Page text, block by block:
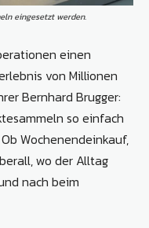
eingesetzt werden.
einen
von Millionen
Bernhard Brugger:
so einfach
Wochenendeinkauf,
wo der Alltag
nach beim